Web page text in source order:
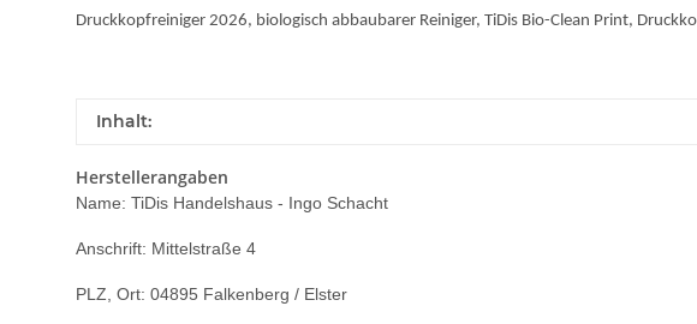
Druckkopfreiniger 2026, biologisch abbaubarer Reiniger, TiDis Bio-Clean Print,
Inhalt:
Herstellerangaben
Name: TiDis Handelshaus - Ingo Schacht
Anschrift: Mittelstraße 4
PLZ, Ort: 04895 Falkenberg / Elster